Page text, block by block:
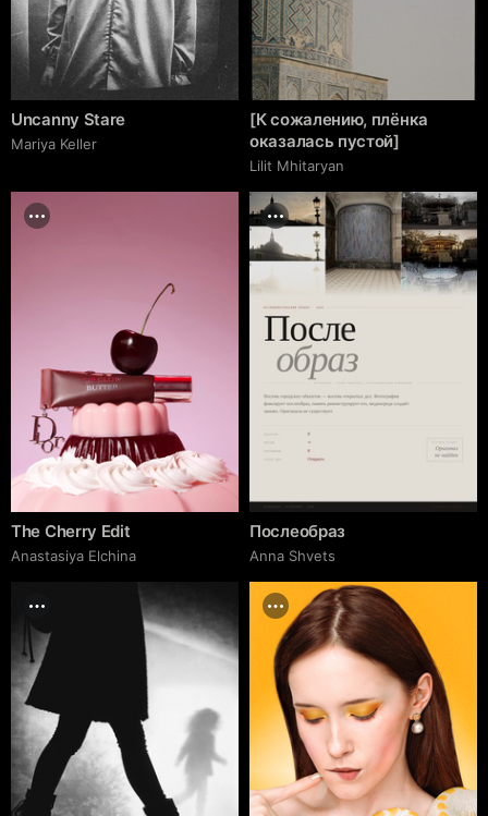
Uncanny Stare
Mariya Keller
[К сожалению, плёнка
оказалась пустой]
Lilit Mhitaryan
The Cherry Edit
Anastasiya Elchina
Послеобраз
Anna Shvets